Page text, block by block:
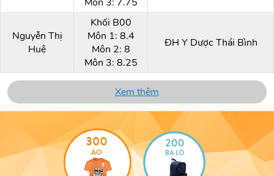
Nguyễn Thị
Huệ
Khối B00
Môn 1: 8.4
Môn 2: 8
Môn 3: 8.25
ĐH Y Dược Thái Bình
Xem thêm